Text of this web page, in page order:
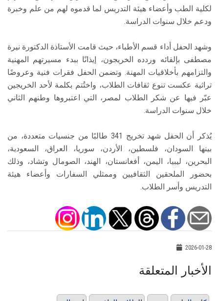
لكلية الطب وأعضاء هيئة التدريس لما قدموه لهم من علم وخبرة
ودعم خلال سنوات الدراسة.
وشهد الحفل أداء قسم الأطباء، حيث قامت الأستاذة الدكتورة نيرة
مصطفى بإلقائه وردده الخريجون، إيذانًا ببدء مسيرتهم المهنية
والتزامهم بأخلاقيات المهنة. وتضمن الحفل فقرات فنية وعروضًا
تراثية عكست تنوع ثقافات الطلاب، واختُتم بكلمة لأحد الخريجين
عبّر فيها عن شكر الطلاب لمصر، التي اعتبروها وطنهم الثاني
خلال سنوات الدراسة.
يُذكر أن الحفل شهد تخريج 341 طالبًا من جنسيات متعددة، من
بينها السودان، فلسطين، الأردن، سوريا، العراق، السعودية،
البحرين، ليبيا، اليمن، أفغانستان، الهند، الصومال وتشاد، وذلك
بحضور الملحقين الثقافيين وممثلي السفارات وأعضاء هيئة
التدريس وأسر الطلاب.
2026-01-28
الأخبار المتعلقة